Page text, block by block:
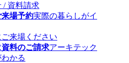
/ 資料請求
来場予約実際の暮らしがイ
来場ください
資料のご請求アーキテック
かる